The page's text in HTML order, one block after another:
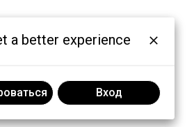
a better experience
Вход